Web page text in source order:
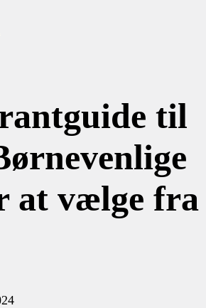
til
at vælge fra